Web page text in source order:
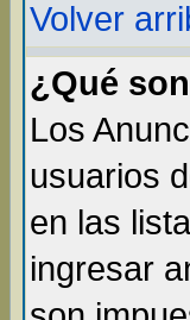
Volver
¿Qué
Los
usuarios
en las
ingresar